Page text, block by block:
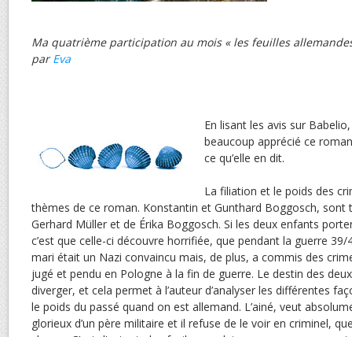
Ma quatrième participation au mois « les feuilles
parEva
En lisant les avis sur
beaucoup apprécié ce
ce qu’elle en dit.
La filiation et le poids des
thèmes de ce roman. Konstantin et Gunthard Boggosch, sont
Gerhard Müller et de Érika Boggosch. Si les deux enfants
c’est que celle-ci découvre horrifiée, que pendant la guerre
mari était un Nazi convaincu mais, de plus, a commis des
jugé et pendu en Pologne à la fin de guerre. Le destin des
diverger, et cela permet à l’auteur d’analyser les différentes
le poids du passé quand on est allemand. L’ainé, veut
glorieux d’un père militaire et il refuse de le voir en criminel,